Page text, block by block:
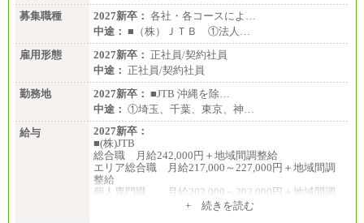
募集職種
2027新卒： 各社・各コースによ…
中途： ■（株）ＪＴＢ ①法人…
雇用形態
2027新卒： 正社員/契約社員
中途： 正社員/契約社員
勤務地
2027新卒： ■JTB 沖縄を除…
中途： ①埼玉、千葉、東京、神…
給与
2027新卒：
■(株)JTB
総合職 月給242,000円＋地域間調整給
エリア総合職 月給217,000～227,000円＋地域間調
整給
個人専門職 月給202,000～202,000円＋地域間調
+ 続きを読む